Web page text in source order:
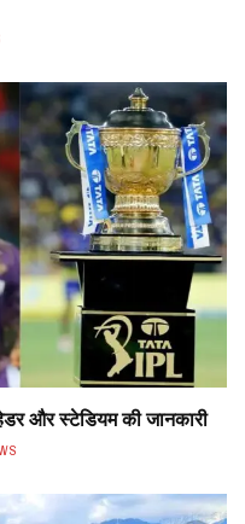
और स्टेडियम की जानकारी